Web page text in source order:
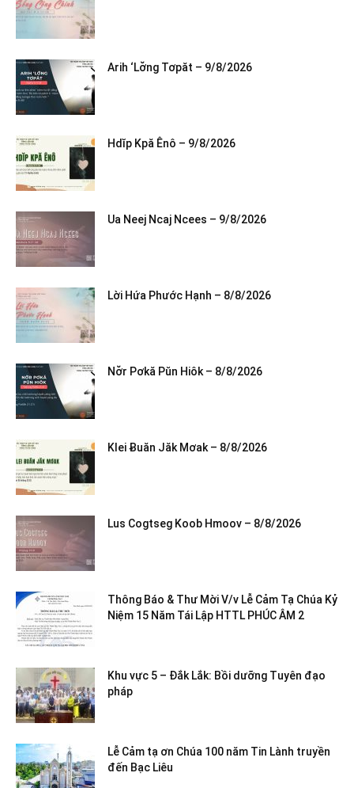
Arih ‘Lơ̆ng Tơpăt – 9/8/2026
Hdĭp Kpă Ênô – 9/8/2026
Ua Neej Ncaj Ncees – 9/8/2026
Lời Hứa Phước Hạnh – 8/8/2026
Nơ̆r Pơkă Pŭn Hiôk – 8/8/2026
Klei Ƀuăn Jăk Mơak – 8/8/2026
Lus Cogtseg Koob Hmoov – 8/8/2026
Thông Báo & Thư Mời V/v Lễ Cảm Tạ Chúa Kỷ
Niệm 15 Năm Tái Lập HTTL PHÚC ÂM 2
Khu vực 5 – Đắk Lắk: Bồi dưỡng Tuyên đạo
pháp
Lễ Cảm tạ ơn Chúa 100 năm Tin Lành truyền
đến Bạc Liêu